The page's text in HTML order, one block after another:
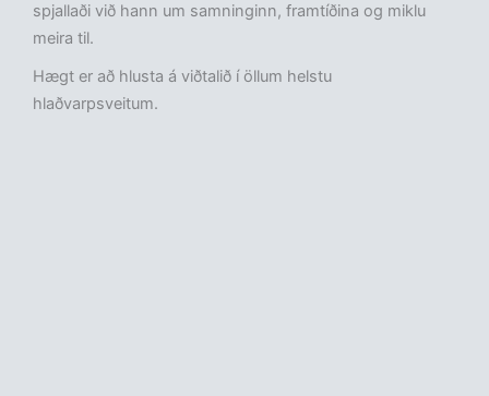
spjallaði við hann um samninginn, framtíðina og miklu
meira til.
Hægt er að hlusta á viðtalið í öllum helstu
hlaðvarpsveitum.